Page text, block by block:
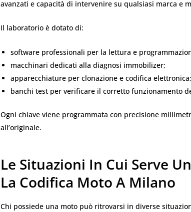
avanzati e capacità di intervenire su qualsiasi marca e
Il laboratorio è dotato di:
software professionali per la lettura e
macchinari dedicati alla diagnosi immobilizer;
apparecchiature per clonazione e codifica elettronica;
banchi test per verificare il corretto funzionamento
Ogni chiave viene programmata con precisione
all’originale.
Le Situazioni In Cui Serve
La Codifica Moto A Milano
Chi possiede una moto può ritrovarsi in diverse